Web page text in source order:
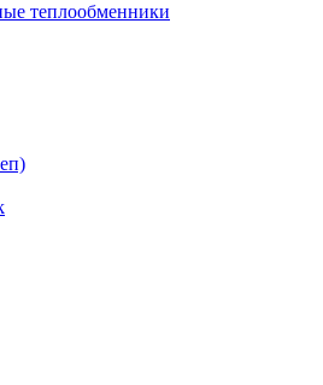
теплообменники